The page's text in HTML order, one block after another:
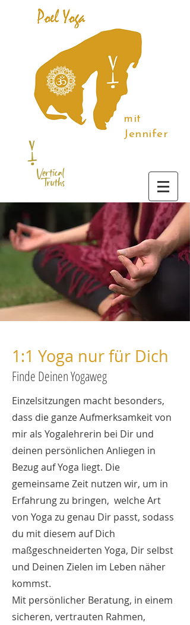
mit
Jennifer
1:1 Yoga nur für Dich
Finde Deinen Yogaweg
Einzelsitzungen macht besonders,
dass die ganze Aufmerksamkeit von
mir als Yogalehrerin bei Dir und
deinen persönlichen Anliegen in
Bezug auf Yoga liegt. Die
gemeinsame Zeit nutzen wir, um in
Erfahrung zu bringen, welche Art
von Yoga zu genau Dir passt, sodass
du mit diesem auf Dich
maßgeschneiderten Yoga, Dir selbst
und Deinen Zielen im Leben näher
kommst.
Mit persönlicher Beratung, in einem
sicheren, vertrauten Rahmen,